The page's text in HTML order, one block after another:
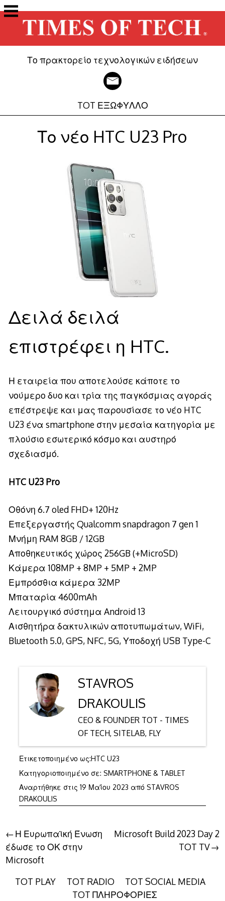
Μετάβαση
στο
περιεχόμενο
Το πρακτορείο τεχνολογικών ειδήσεων
TOT ΕΞΩΦΥΛΛΟ
Το νέο HTC U23 Pro
Δειλά δειλά
επιστρέφει η HTC.
Η εταιρεία που αποτελούσε κάποτε το
νούμερο δυο και τρία της παγκόσμιας αγοράς
επέστρεψε και μας παρουσίασε το νέο HTC
U23 ένα smartphone στην μεσαία κατηγορία με
πλούσιο εσωτερικό κόσμο και αυστηρό
σχεδιασμό.
HTC U23 Pro
Οθόνη 6.7 oled FHD+ 120Hz
Επεξεργαστής Qualcomm snapdragon 7 gen 1
Μνήμη RAM 8GB / 12GB
Αποθηκευτικός χώρος 256GB (+MicroSD)
Κάμερα 108MP + 8MP + 5MP + 2MP
Εμπρόσθια κάμερα 32MP
Μπαταρία 4600mAh
Λειτουργικό σύστημα Android 13
Αισθητήρα δακτυλικών αποτυπωμάτων, WiFi,
Bluetooth 5.0, GPS, NFC, 5G, Υποδοχή USB Type-C
STAVROS
DRAKOULIS
CEO & FOUNDER TOT - TIMES
OF TECH, SITELAB, FLY
Ετικετοποιημένο ως:HTC U23
Κατηγοριοποιημένο σε: SMARTPHONE & TABLET
Αναρτήθηκε στις 19 Μαΐου 2023 από STAVROS
DRAKOULIS
Πλοήγηση
άρθρων
Η Ευρωπαϊκή Ένωση
έδωσε το ΟΚ στην
Microsoft
Microsoft Build 2023 Day 2
TOT TV
TOT PLAY TOT RADIO
TOT SOCIAL MEDIA
TOT ΠΛΗΡΟΦΟΡΙΕΣ